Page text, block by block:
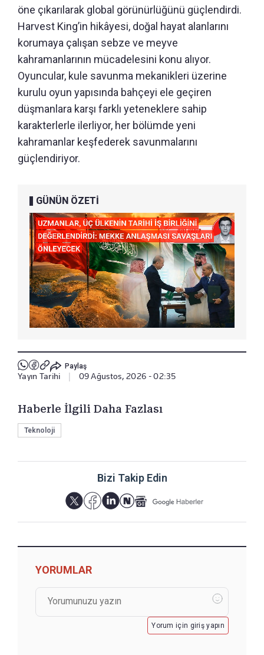
öne çıkarılarak global görünürlüğünü güçlendirdi.
Harvest King’in hikâyesi, doğal hayat alanlarını
korumaya çalışan sebze ve meyve
kahramanlarının mücadelesini konu alıyor.
Oyuncular, kule savunma mekanikleri üzerine
kurulu oyun yapısında bahçeyi ele geçiren
düşmanlara karşı farklı yeteneklere sahip
karakterlerle ilerliyor, her bölümde yeni
kahramanlar keşfederek savunmalarını
güçlendiriyor.
GÜNÜN ÖZETİ
Paylaş
Yayın Tarihi 09 Ağustos, 2026 - 02:35
Haberle İlgili Daha Fazlası
Teknoloji
Bizi Takip Edin
YORUMLAR
Yorum için giriş yapın